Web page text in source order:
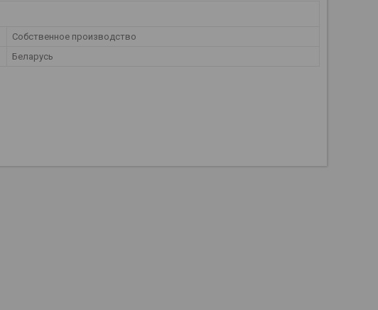
Собственное производство
Беларусь